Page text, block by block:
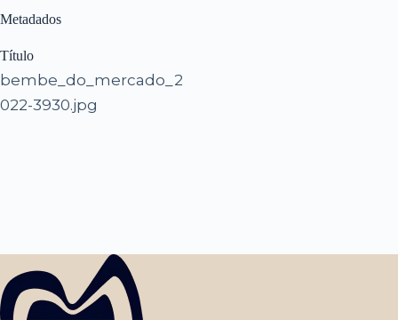
Metadados
Título
bembe_do_mercado_2
022-3930.jpg